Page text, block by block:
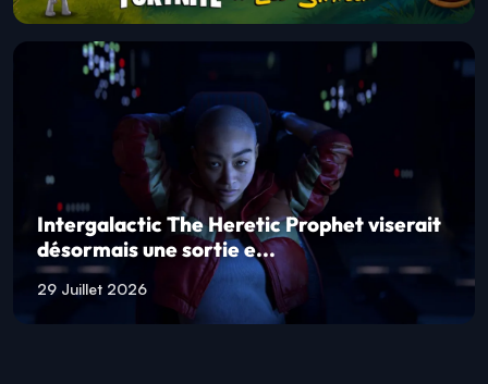
Intergalactic The Heretic Prophet viserait
désormais une sortie e...
29 Juillet 2026